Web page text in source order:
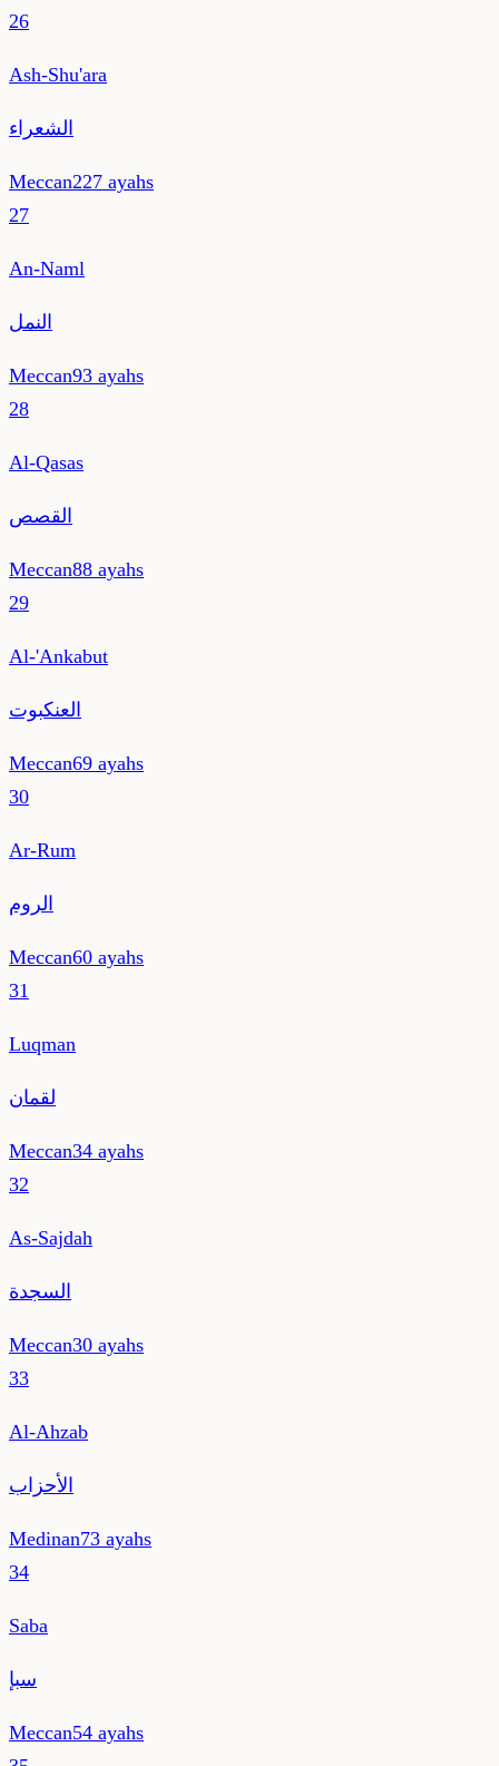
26
Ash-Shu'ara
الشعراء
Meccan227 ayahs
27
An-Naml
النمل
Meccan93 ayahs
28
Al-Qasas
القصص
Meccan88 ayahs
29
Al-'Ankabut
العنكبوت
Meccan69 ayahs
30
Ar-Rum
الروم
Meccan60 ayahs
31
Luqman
لقمان
Meccan34 ayahs
32
As-Sajdah
السجدة
Meccan30 ayahs
33
Al-Ahzab
الأحزاب
Medinan73 ayahs
34
Saba
سبإ
Meccan54 ayahs